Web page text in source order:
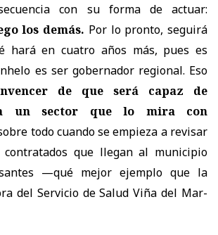
con su forma de actuar:
los demás. Por lo pronto, seguirá
hará en cuatro años más, pues es
es ser gobernador regional. Eso
de que será capaz de
un sector que lo mira con
todo cuando se empieza a revisar
contratados que llegan al municipio
—qué mejor ejemplo que la
del Servicio de Salud Viña del Mar-